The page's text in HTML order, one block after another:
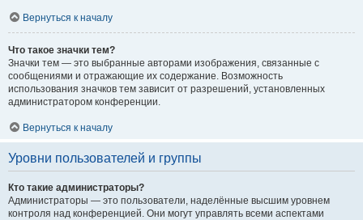
Вернуться к началу
Что такое значки тем?
Значки тем — это выбранные авторами изображения, связанные с
сообщениями и отражающие их содержание. Возможность
использования значков тем зависит от разрешений, установленных
администратором конференции.
Вернуться к началу
Уровни пользователей и группы
Кто такие администраторы?
Администраторы — это пользователи, наделённые высшим уровнем
контроля над конференцией. Они могут управлять всеми аспектами